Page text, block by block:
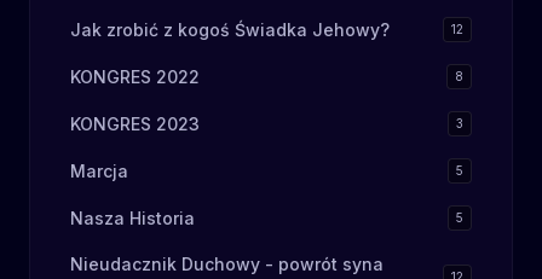
Jak zrobić z kogoś Świadka Jehowy? 12
KONGRES 2022 8
KONGRES 2023 3
Marcja 5
Nasza Historia 5
Nieudacznik Duchowy - powrót syna
12